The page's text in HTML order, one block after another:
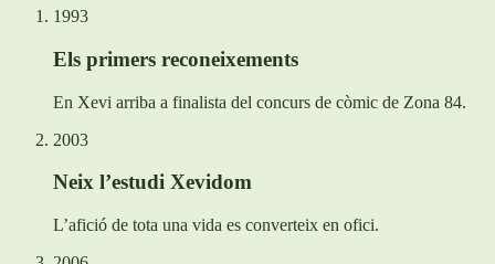
1993
Els primers reconeixements
En Xevi arriba a finalista del concurs de còmic de Zona 84.
2003
Neix l’estudi Xevidom
L’afició de tota una vida es converteix en ofici.